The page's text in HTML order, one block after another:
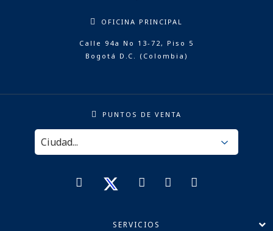
OFICINA PRINCIPAL
Calle 94a No 13-72, Piso 5
Bogotá D.C. (Colombia)
PUNTOS DE VENTA
SERVICIOS